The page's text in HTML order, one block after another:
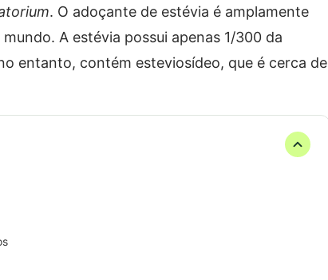
. O adoçante de estévia é amplamente
A estévia possui apenas 1/300 da
entanto, contém esteviosídeo, que é cerca de